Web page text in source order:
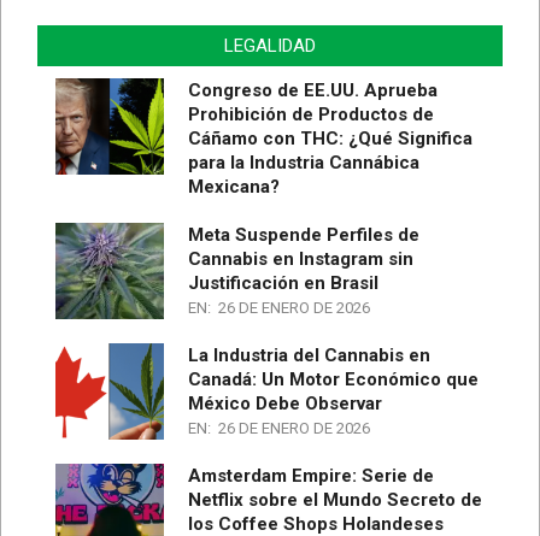
LEGALIDAD
Congreso de EE.UU. Aprueba
Prohibición de Productos de
Cáñamo con THC: ¿Qué Significa
para la Industria Cannábica
Mexicana?
Meta Suspende Perfiles de
Cannabis en Instagram sin
Justificación en Brasil
EN: 26 DE ENERO DE 2026
La Industria del Cannabis en
Canadá: Un Motor Económico que
México Debe Observar
EN: 26 DE ENERO DE 2026
Amsterdam Empire: Serie de
Netflix sobre el Mundo Secreto de
los Coffee Shops Holandeses